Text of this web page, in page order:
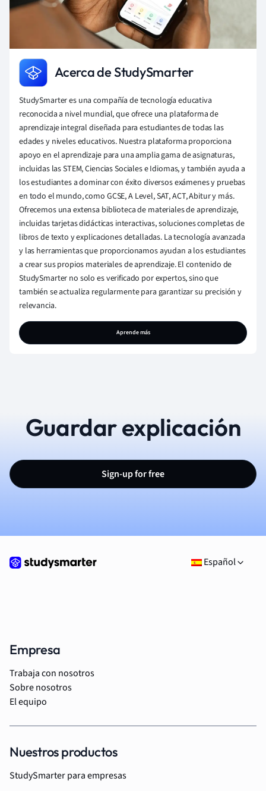
Acerca de StudySmarter
StudySmarter es una compañía de tecnología educativa
reconocida a nivel mundial, que ofrece una plataforma de
aprendizaje integral diseñada para estudiantes de todas las
edades y niveles educativos. Nuestra plataforma proporciona
apoyo en el aprendizaje para una amplia gama de asignaturas,
incluidas las STEM, Ciencias Sociales e Idiomas, y también ayuda a
los estudiantes a dominar con éxito diversos exámenes y pruebas
en todo el mundo, como GCSE, A Level, SAT, ACT, Abitur y más.
Ofrecemos una extensa biblioteca de materiales de aprendizaje,
incluidas tarjetas didácticas interactivas, soluciones completas de
libros de texto y explicaciones detalladas. La tecnología avanzada
y las herramientas que proporcionamos ayudan a los estudiantes
a crear sus propios materiales de aprendizaje. El contenido de
StudySmarter no solo es verificado por expertos, sino que
también se actualiza regularmente para garantizar su precisión y
relevancia.
Aprende más
Guardar explicación
Sign-up for free
Español
Empresa
Trabaja con nosotros
Sobre nosotros
El equipo
Nuestros productos
StudySmarter para empresas